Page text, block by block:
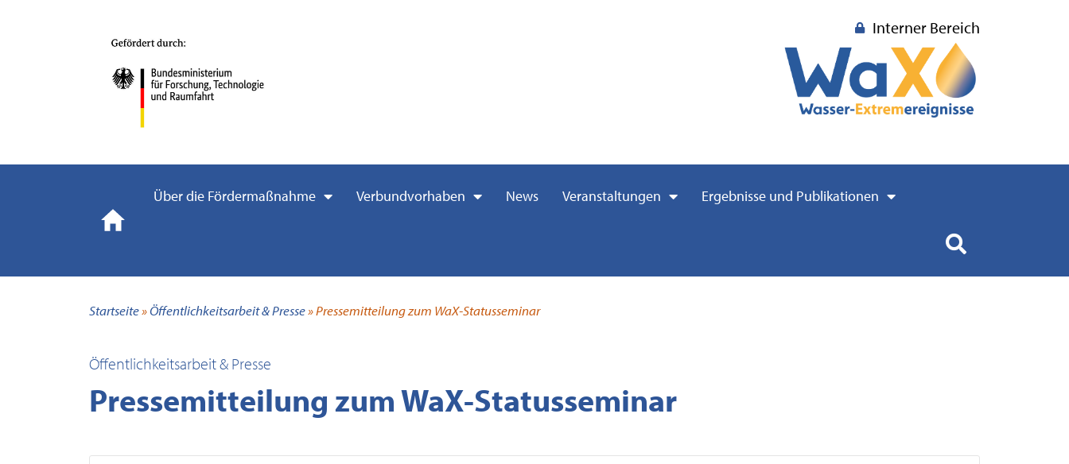
Interner Bereich
Über die Fördermaßnahme Verbundvorhaben News Veranstaltungen Ergebnisse und Publikationen
Startseite»Öffentlichkeitsarbeit & Presse»Pressemitteilung zum WaX-Statusseminar
Öffentlichkeitsarbeit & Presse
Pressemitteilung zum WaX-Statusseminar